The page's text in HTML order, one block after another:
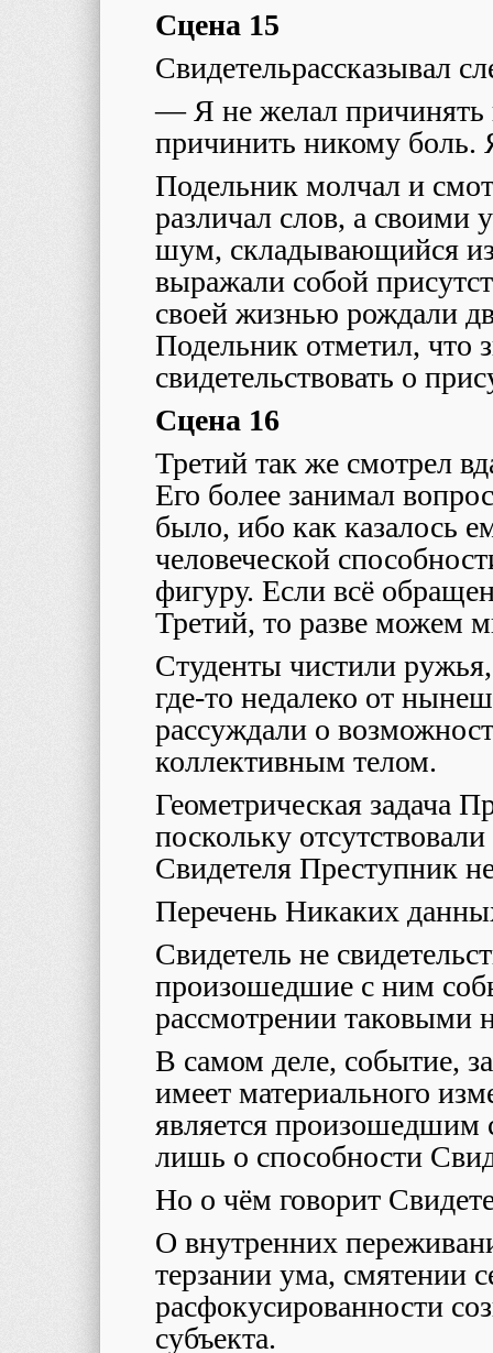
Сцена 15
Свидетельрассказывал
— Я не желал причинять
причинить никому боль.
Подельник молчал и
различал слов, а
шум, складывающийся
выражали собой
своей жизнью рождали
Подельник отметил, что
свидетельствовать о
Сцена 16
Третий так же смотрел
Его более занимал
было, ибо как казалось
человеческой
фигуру. Если всё
Третий, то разве можем
Студенты чистили
где-то недалеко от
рассуждали о
коллективным телом.
Геометрическая задача
поскольку
Свидетеля Преступник
Перечень Никаких
Свидетель не
произошедшие с ним
рассмотрении таковыми
В самом деле, событие,
имеет материального
является произошедшим
лишь о способности
Но о чём говорит
О внутренних
терзании ума, смятении
расфокусированности
субъекта.